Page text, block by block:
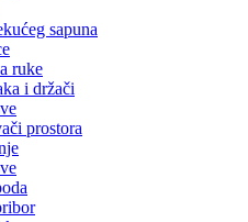
sapuna
ruke
i držači
prostora